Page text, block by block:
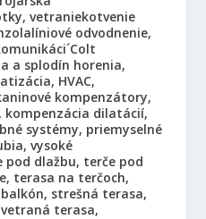
vetraniekotvenie
líniové odvodnenie,
Colt
a splodín horenia,
HVAC,
kompenzátory,
dilatácií,
systémy, priemyselné
vysoké
dlažbu, terče pod
terasa na terčoch,
strešná terasa,
terasa,